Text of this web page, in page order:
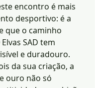
encontro é mais
desportivo: é a
que o caminho
SAD tem
e duradouro.
da sua criação, a
ouro não só